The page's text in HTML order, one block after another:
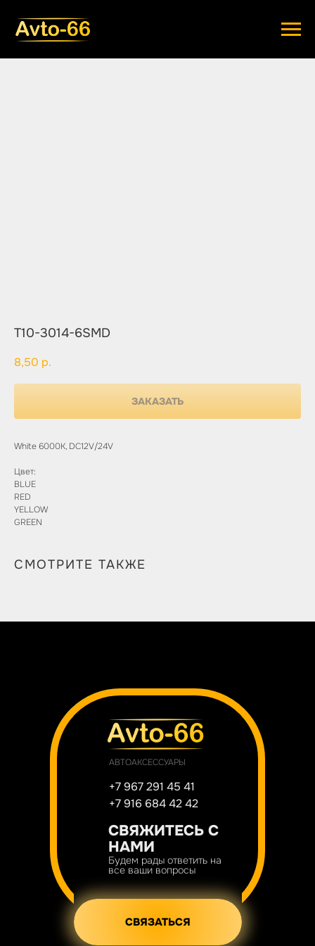
T10-3014-6SMD
8,50 р.
ЗАКАЗАТЬ
White 6000K, DC12V/24V
Цвет:
BLUE
RED
YELLOW
GREEN
СМОТРИТЕ ТАКЖЕ
СВЯЗАТЬСЯ
Будем рады ответить на
все ваши вопросы
СВЯЖИТЕСЬ С
НАМИ
АВТОАКСЕССУАРЫ
+7 967 291 45 41
+7 916 684 42 42